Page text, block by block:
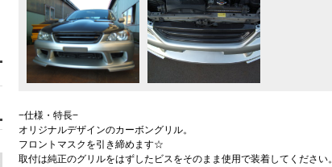
−仕様・特長−
オリジナルデザインのカーボングリル。
フロントマスクを引き締めます☆
取付は純正のグリルをはずしたビスをそのまま使用で装着してください。